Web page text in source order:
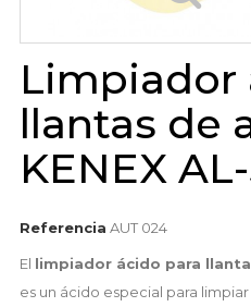
Limpiador
llantas de
KENEX
Referencia AUT 024
El limpiador ácido para
es un ácido especial para